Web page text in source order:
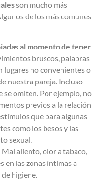
son mucho más
de los más comunes
al momento de tener
bruscos, palabras
lugares no convenientes o
nuestra pareja. Incluso
se omiten. Por ejemplo, no
previos a la relación
que para algunas
como los besos y las
sexual.
Mal aliento, olor a tabaco,
en las zonas íntimas a
higiene.